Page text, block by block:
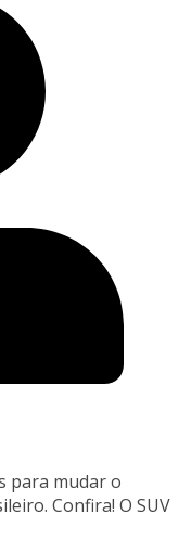
para mudar o
Confira! O SUV